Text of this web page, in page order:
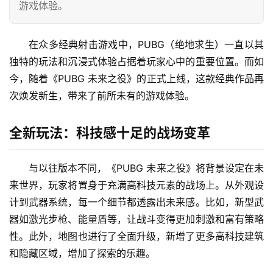
游戏体验。
在众多经典射击游戏中，PUBG（绝地求生）一直以其
独特的玩法和沉浸式体验占据着玩家心中的重要位置。而如
今，随着《PUBG 未来之役》的正式上线，这款经典作品再
次焕发新生，带来了前所未有的游戏体验。
全新玩法：科技感十足的战场变革
与以往版本不同，《PUBG 未来之役》将背景设定在未
来世界，玩家将置身于充满高科技元素的战场上。从外观设
计到武器系统，每一个细节都透露出未来感。比如，新型武
器如激光步枪、能量盾等，让战斗变得更加刺激和富有策略
性。此外，地图也进行了全面升级，新增了更多高科技建筑
和隐藏区域，增加了探索的乐趣。